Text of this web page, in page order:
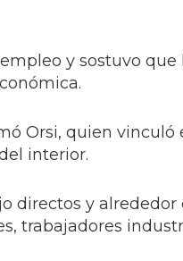
y sostuvo que
Orsi, quien vinculó
interior.
directos y alrededor
trabajadores